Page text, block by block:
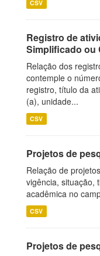
CSV
Registro de
Simplificado ou
Relação dos
contemple o
registro, título da
(a), unidade...
CSV
Projetos de
Relação de
vigência, situação,
acadêmica no
CSV
Projetos de